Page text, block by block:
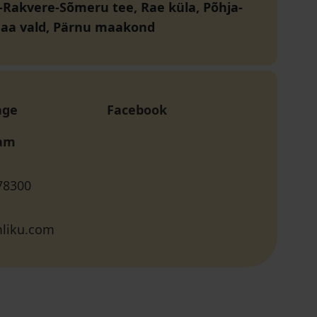
Sõmeru tee, Rae küla, Põhja-
vald, Pärnu maakond
Facebook